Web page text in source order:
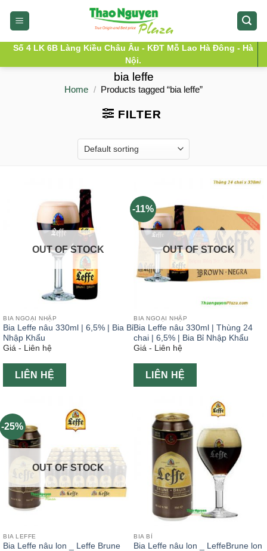
Số 4 LK 6B Làng Kiều Châu Âu - KĐT Mỗ Lao Hà Đông - Hà
Nội.
bia leffe
Home / Products tagged “bia leffe”
FILTER
OUT OF STOCK
BIA NGOẠI NHẬP
Bia Leffe nâu 330ml | 6,5% | Bia Bỉ
Nhập Khẩu
Giá - Liên hệ
LIÊN HỆ
-11%
OUT OF STOCK
BIA NGOẠI NHẬP
Bia Leffe nâu 330ml | Thùng 24
chai | 6,5% | Bia Bỉ Nhập Khẩu
Giá - Liên hệ
LIÊN HỆ
-25%
OUT OF STOCK
BIA LEFFE
Bia Leffe nâu lon _ Leffe Brune
BIA BỈ
Bia Leffe nâu lon _ LeffeBrune lon